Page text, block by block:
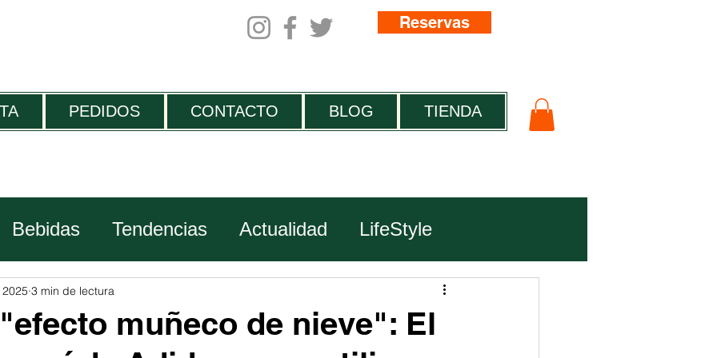
Reservas
PEDIDOS CONTACTO BLOG TIENDA
Bebidas Tendencias Actualidad LifeStyle
Viajes
muñeco de nieve": El
3 min de lectura